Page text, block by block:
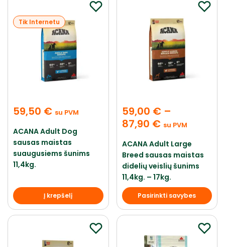
59,50 € su PVM
Tik Internetu
ACANA Adult Dog
sausas maistas
suaugusiems šunims
11,4kg.
Į krepšelį
59,00 € –
87,90 € su PVM
ACANA Adult Large
Breed sausas maistas
didelių veislių šunims
11,4kg. – 17kg.
Pasirinkti savybes